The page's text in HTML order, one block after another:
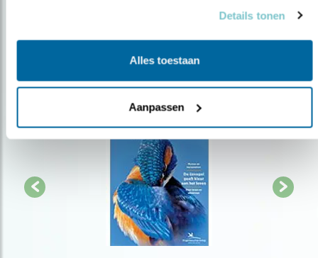
Details tonen
Alles toestaan
Aanpassen